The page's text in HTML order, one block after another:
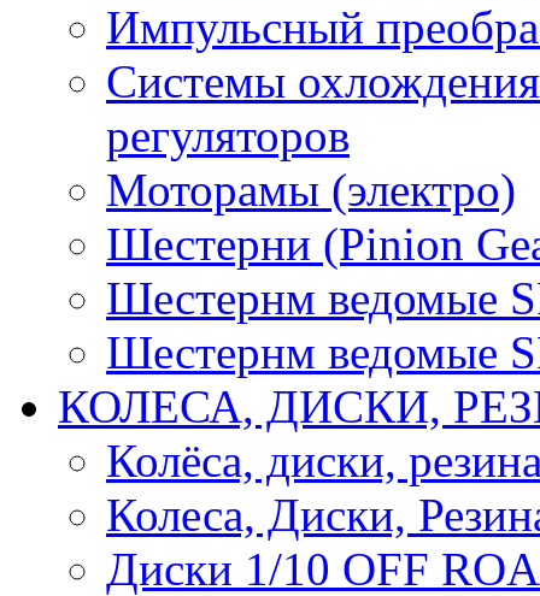
Импульсный
Системы охлождения
регуляторов
Моторамы (электро)
Шестерни (Pinion
Шестернм ведомые
Шестернм ведомые
КОЛЕСА, ДИСКИ,
Колёса, диски,
Колеса, Диски,
Диски 1/10 OFF